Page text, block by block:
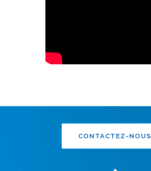
CONTACTEZ-NOUS